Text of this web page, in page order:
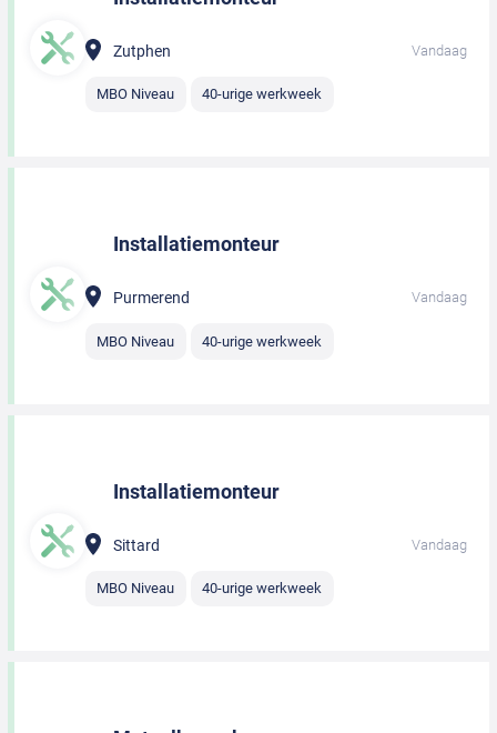
Zutphen Vandaag
MBO Niveau 40-urige werkweek
Installatiemonteur
Purmerend Vandaag
MBO Niveau 40-urige werkweek
Installatiemonteur
Sittard Vandaag
MBO Niveau 40-urige werkweek